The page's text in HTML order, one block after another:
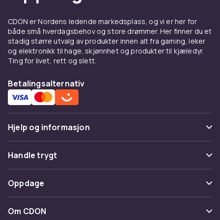
kjøkkeninteriøret ditt. Modeller med BPA-fritt
materiale på innsiden er å foretrekke om du er
nøye med hva vannet ditt kommer i kontakt
med.
Avanserte funksjoner i
moderne vannkokere
Moderne vannkokere tilbyr en rekke smarte
funksjoner utover grunnleggende koking.
Variabel temperaturkontroll lar deg stille inn
perfekt for delikate tetyper som grønn te og
hvit te som krever lavere temperaturer. Mange
modeller tilbyr forhåndsinnstilte
CDON er Nordens ledende markedsplass, og vi er her for
både små hverdagsbehov og store drømmer. Her finner du et
stadig større utvalg av produkter innen alt fra gaming, leker
og elektronikk til hage, skjønnhet og produkter til kjæledyr.
Ting for livet, rett og slett.
Betalingsalternativ
Hjelp og informasjon
Vanlige spørsmål
Spor pakke
Angre & returner her
Kontakt oss
Handle trygt
Betaling
Levering
Oppdage
Kategorier
Om CDON